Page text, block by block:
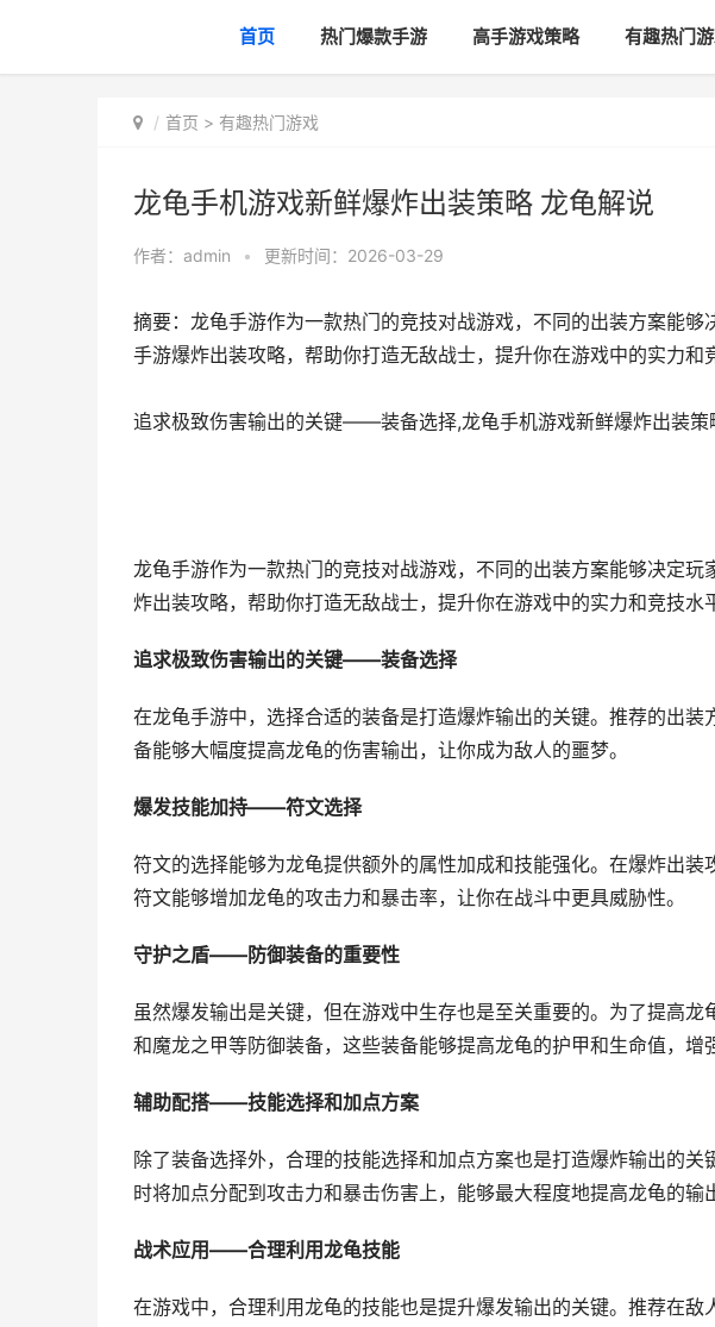
首页 热门爆款手游 高手游戏策略 有趣热门
首页 > 有趣热门游戏
龙龟手机游戏新鲜爆炸出装策略 龙龟解说
作者： admin • 更新时间：2026-03-29
摘要：龙龟手游作为一款热门的竞技对战游戏，不同的出装方案能
手游爆炸出装攻略，帮助你打造无敌战士，提升你在游戏中的实力和
追求极致伤害输出的关键——装备选择,龙龟手机游戏新鲜爆炸出装策
龙龟手游作为一款热门的竞技对战游戏，不同的出装方案能够决定
炸出装攻略，帮助你打造无敌战士，提升你在游戏中的实力和竞技水
追求极致伤害输出的关键——装备选择
在龙龟手游中，选择合适的装备是打造爆炸输出的关键。推荐的出
备能够大幅度提高龙龟的伤害输出，让你成为敌人的噩梦。
爆发技能加持——符文选择
符文的选择能够为龙龟提供额外的属性加成和技能强化。在爆炸出
符文能够增加龙龟的攻击力和暴击率，让你在战斗中更具威胁性。
守护之盾——防御装备的重要性
虽然爆发输出是关键，但在游戏中生存也是至关重要的。为了提高
和魔龙之甲等防御装备，这些装备能够提高龙龟的护甲和生命值，增
辅助配搭——技能选择和加点方案
除了装备选择外，合理的技能选择和加点方案也是打造爆炸输出的
时将加点分配到攻击力和暴击伤害上，能够最大程度地提高龙龟的输
战术应用——合理利用龙龟技能
在游戏中，合理利用龙龟的技能也是提升爆发输出的关键。推荐在敌